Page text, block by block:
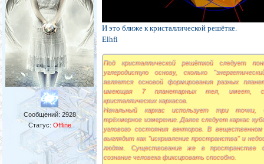
Сообщений:2928
Статус: Offline
И это ближе к кристаллической решётке.
Elhfi
Под кристаллической решёткой следует
углеродистую основу, сколько
является основой формирования разных
имеющая 7 планетарных тел, имеет,
кристаллических каркасов.
Начальный каркас использует три точки,
трёхмерное измерение. Далее следует каркас
углового состояния векторов. В
выглядит как "искривление пространства" и
людям. Существование же в пространстве
сознание человека фиксировать способно.